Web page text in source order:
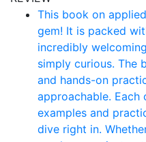
This book on
gem! It is packed
incredibly
simply curious. The
and hands-on
approachable. Each
examples and
dive right in.